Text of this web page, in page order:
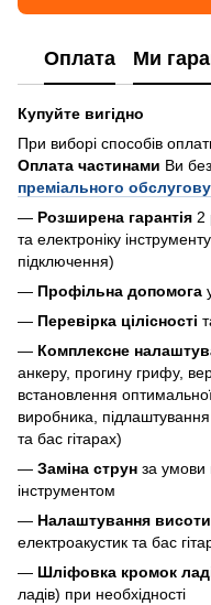
Оплата Ми
Купуйте вигідно
При виборі способів
Оплата частинами Ви
преміального
— Розширена гарантія 2
та електроніку
підключення)
— Профільна допомога
— Перевірка цілісності
— Комплексне
анкеру, прогину грифу,
встановлення
виробника,
та бас гітарах)
— Заміна струн за умови
інструментом
— Налаштування висоти
електроакустик та бас
— Шліфовка кромок
ладів) при необхідності